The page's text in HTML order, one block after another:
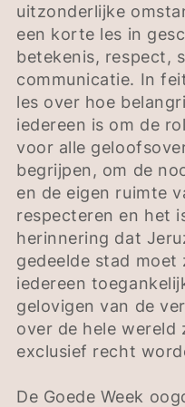
uitzonderlijke
een korte les in
betekenis, respect,
communicatie. In
les over hoe
iedereen is om de
voor alle
begrijpen, om de
en de eigen ruimte
respecteren en het
herinnering dat
gedeelde stad moet
iedereen
gelovigen van de
over de hele wereld
exclusief recht
De Goede Week